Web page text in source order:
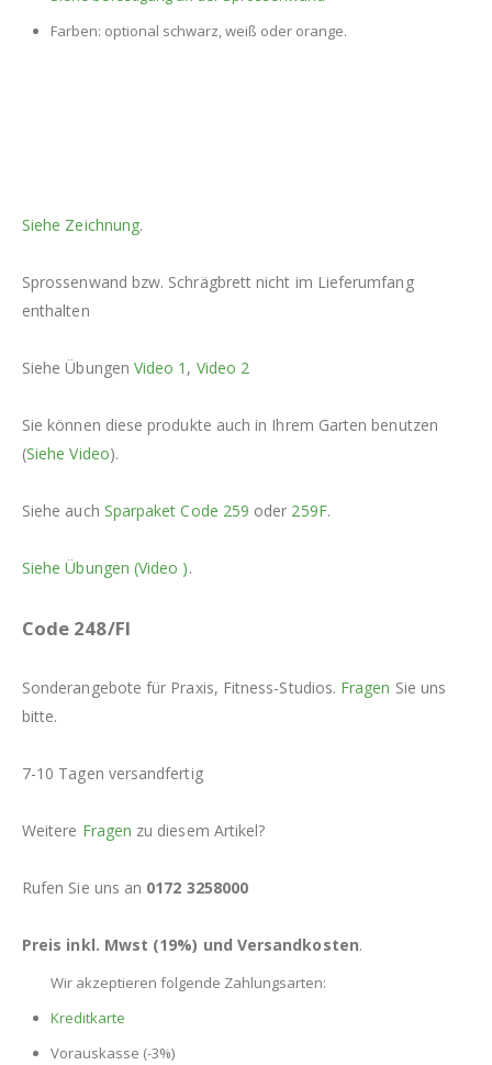
Farben: optional schwarz, weiß oder orange.
Siehe Zeichnung.
Sprossenwand bzw. Schrägbrett nicht im Lieferumfang
enthalten
Siehe Übungen Video 1 , Video 2
Sie können diese produkte auch in Ihrem Garten benutzen
(Siehe Video).
Siehe auch Sparpaket Code 259 oder 259F.
Siehe Übungen (Video ).
Code 248/FI
Sonderangebote für Praxis, Fitness-Studios. Fragen Sie uns
bitte.
7-10 Tagen versandfertig
Weitere Fragen zu diesem Artikel?
Rufen Sie uns an 0172 3258000
Preis inkl. Mwst (19%) und Versandkosten.
Wir akzeptieren folgende Zahlungsarten:
Kreditkarte
Vorauskasse (-3%)